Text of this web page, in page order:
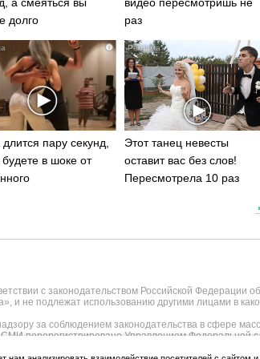
долго
раз
i
длится пару секунд,
в шоке от
Этот танец невесты
оставит вас без слов!
Пересмотрела 10 раз
с законодательством Российской Федерации
не подлежат использованию другими лицами в
за соблюдением законодательства в сфере
перерегистрировано Управлением Федеральной